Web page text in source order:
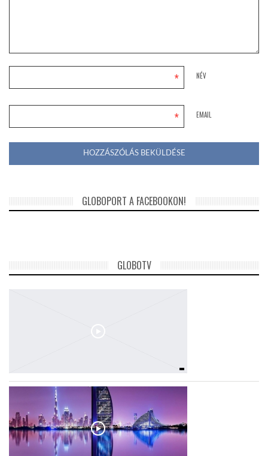
NÉV
*
EMAIL
*
GLOBOPORT A FACEBOOKON!
GLOBOTV